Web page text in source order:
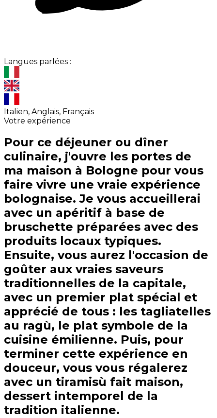
Langues parlées :
Italien, Anglais, Français
Votre expérience
Pour ce déjeuner ou dîner
culinaire, j'ouvre les portes de
ma maison à Bologne pour vous
faire vivre une vraie expérience
bolognaise. Je vous accueillerai
avec un apéritif à base de
bruschette préparées avec des
produits locaux typiques.
Ensuite, vous aurez l'occasion de
goûter aux vraies saveurs
traditionnelles de la capitale,
avec un premier plat spécial et
apprécié de tous : les tagliatelles
au ragù, le plat symbole de la
cuisine émilienne. Puis, pour
terminer cette expérience en
douceur, vous vous régalerez
avec un tiramisù fait maison,
dessert intemporel de la
tradition italienne.